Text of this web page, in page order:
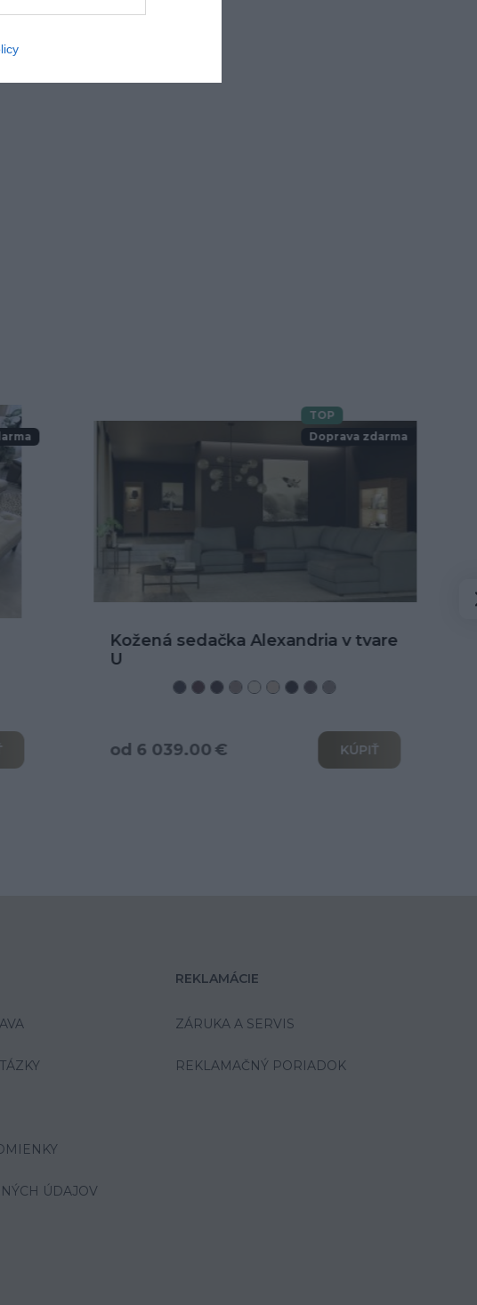
TOP
Novinka
Kožená rohová sedačka Alexandria
od 3 466.00 € KÚPIŤ
ÚDAJOV
REKLAMÁCIE
ZÁRUKA A SERVIS
REKLAMAČNÝ PORIADOK